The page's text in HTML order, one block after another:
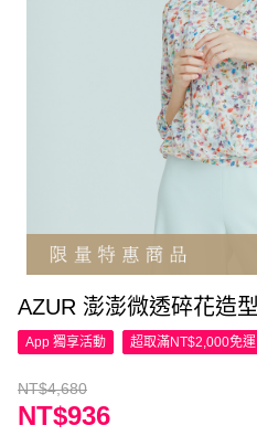
AZUR 澎澎微透碎花造
App 獨享活動 超取滿NT$2,000免運
NT$4,680
NT$936